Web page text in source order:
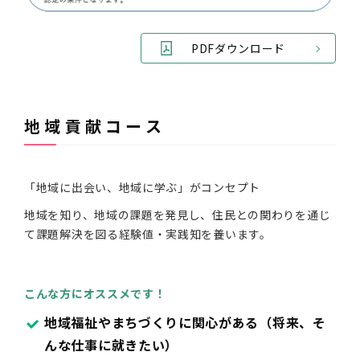
PDFダウンロード
地域貢献コース
「地域に出会い、地域に学ぶ」がコンセプト
地域を知り、地域の課題を発見し、住民との関わりを通じ
て課題解決を図る経験値・実践知を養います。
こんな方にオススメです！
地域福祉やまちづくりに関心がある （将来、そ
んな仕事に就きたい）